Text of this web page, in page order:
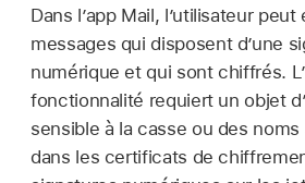
Dans l’app Mail, l’utilisateur
messages qui disposent d’une
numérique et qui sont chiffrés.
fonctionnalité requiert un objet
sensible à la casse ou des noms
dans les certificats de